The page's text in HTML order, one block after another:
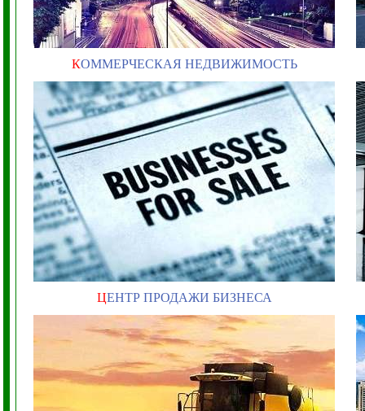
КОММЕРЧЕСКАЯ НЕДВИЖИМОСТЬ
ЦЕНТР ПРОДАЖИ БИЗНЕСА